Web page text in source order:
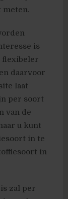
is
flexibeler
daarvoor
laat
per soort
van de
u kunt
in te
in
zal per